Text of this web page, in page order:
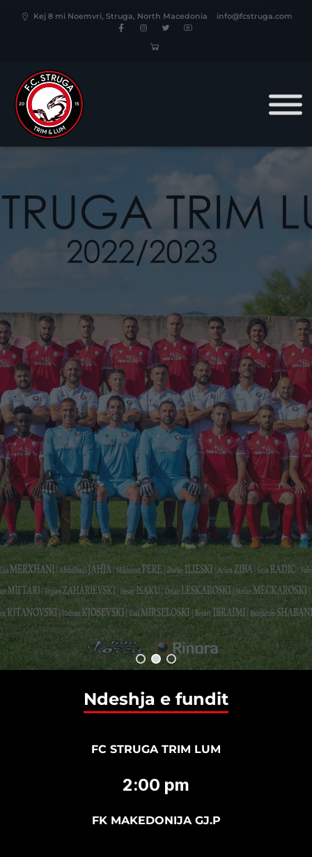
Kej 8 mi Noemvri, Struga, North Macedonia info@fcstruga.com
Ndeshja e fundit
FC STRUGA TRIM LUM
2:00 pm
FK MAKEDONIJA GJ.P